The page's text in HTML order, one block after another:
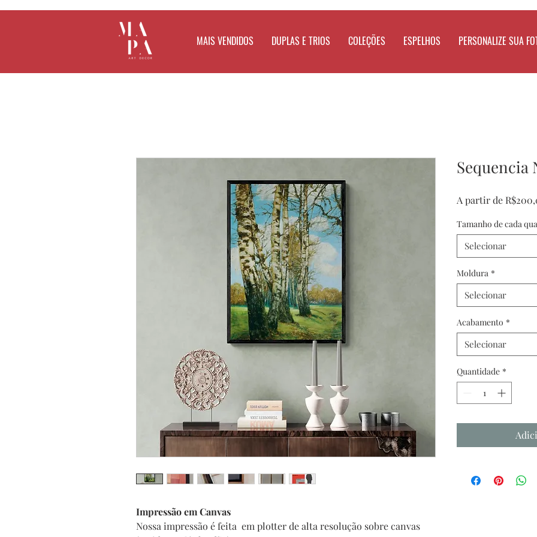
MAIS VENDIDOS DUPLAS E TRIOS COLEÇÕES ESPELHOS PERSONALIZE SUA
Impressão em Canvas
Nossa impressão é feita em plotter de alta resolução sobre canvas
Sequencia
A partir de
Tamanho de cada
Selecionar
Moldura *
Selecionar
Acabamento *
Selecionar
Quantidade *